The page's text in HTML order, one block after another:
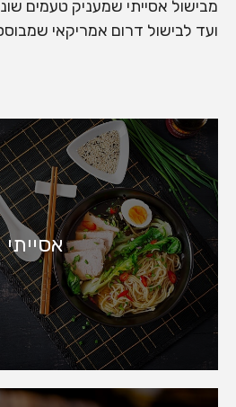
מבישול אסייתי שמעניק טעמים
ועד לבישול דרום אמריקאי
אסייתי